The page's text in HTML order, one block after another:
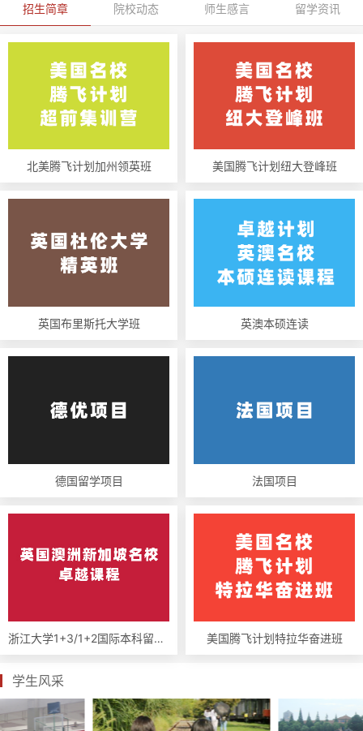
招生简章 院校动态 师生感言 留学资讯
北美腾飞计划加州领英班 美国腾飞计划纽大登峰班
英国布里斯托大学班 英澳本硕连读
德国留学项目 法国项目
浙江大学1+3/1+2国际本科留学项目 美国腾飞计划特拉华奋进班
学生风采